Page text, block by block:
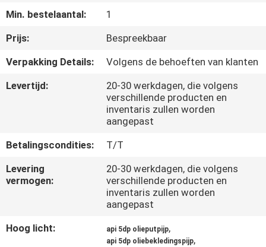
KWALITEITSCONTROLE
MET
ONS
OP
NIEUWS
Min. bestelaantal:
1
Prijs:
Bespreekbaar
Verpakking Details:
Volgens de behoeften van klanten
Levertijd:
20-30 werkdagen, die volgens
verschillende producten en
inventaris zullen worden
aangepast
Betalingscondities:
T/T
Levering
vermogen:
20-30 werkdagen, die volgens
verschillende producten en
inventaris zullen worden
aangepast
Hoog licht:
api 5dp olieputpijp,
api 5dp oliebekledingspijp,